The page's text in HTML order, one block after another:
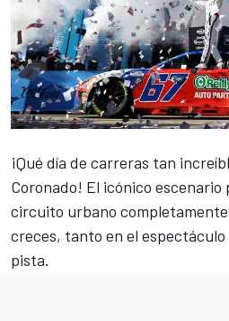
¡Qué día de carreras tan
Coronado! El icónico
circuito urbano
creces, tanto en el espectáculo
pista.